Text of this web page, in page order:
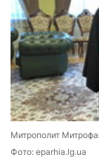
Митрополит
Фото: eparhia.lg.ua